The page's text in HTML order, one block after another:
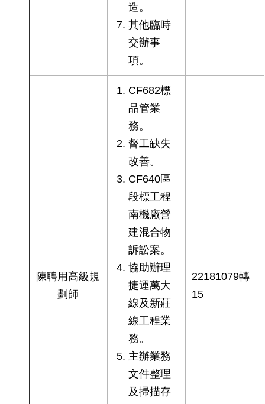
造。
其他臨時
交辦事
項。
陳聘用高級規
劃師
CF682標
品管業
務。
督工缺失
改善。
CF640區
段標工程
南機廠營
建混合物
訴訟案。
協助辦理
捷運萬大
線及新莊
線工程業
務。
主辦業務
文件整理
及掃描存
22181079轉
15